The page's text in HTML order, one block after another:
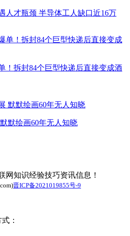
人才瓶颈 半导体工人缺口近16万
！拆封84个巨型快递后直接变成酒
默绘画60年无人知晓
网知识经验技巧资讯信息！
晋ICP备2021019855号-9
：